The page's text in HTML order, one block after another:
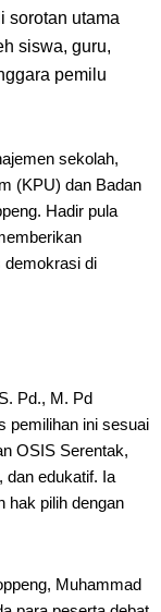
sorotan utama
siswa, guru,
pemilu
sekolah,
(KPU) dan Badan
Hadir pula
demokrasi di
Pd., M. Pd
pemilihan ini sesuai
OSIS Serentak,
dan edukatif. Ia
hak pilih dengan
Muhammad